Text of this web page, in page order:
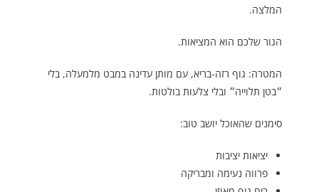
המלצה.
הגור שלכם הוא המציאות.
המטרה: גוף רזה-בריא, עם מותן עדינה במבט מלמעלה, בלי
״בטן תלוייה״ ובלי צלעות בולטות.
סימנים שהאוכל יושב טוב:
יציאות יציבות
פרווה נעימה ומבריקה